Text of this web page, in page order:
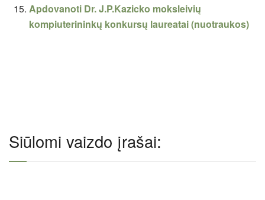
Apdovanoti Dr. J.P.Kazicko moksleivių
kompiuterininkų konkursų laureatai (nuotraukos)
Siūlomi vaizdo įrašai: